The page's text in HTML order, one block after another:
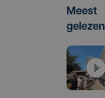
Meest
gelezen